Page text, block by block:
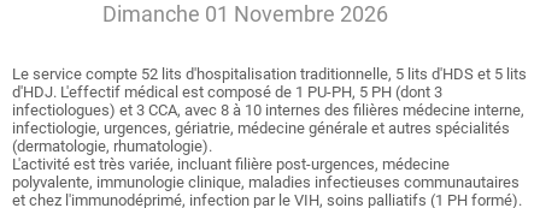
Dimanche 01 Novembre 2026
Le service compte 52 lits d'hospitalisation traditionnelle, 5 lits d'HDS et 5 lits
d'HDJ. L'effectif médical est composé de 1 PU-PH, 5 PH (dont 3
infectiologues) et 3 CCA, avec 8 à 10 internes des filières médecine interne,
infectiologie, urgences, gériatrie, médecine générale et autres spécialités
(dermatologie, rhumatologie).
L'activité est très variée, incluant filière post-urgences, médecine
polyvalente, immunologie clinique, maladies infectieuses communautaires
et chez l'immunodéprimé, infection par le VIH, soins palliatifs (1 PH formé).